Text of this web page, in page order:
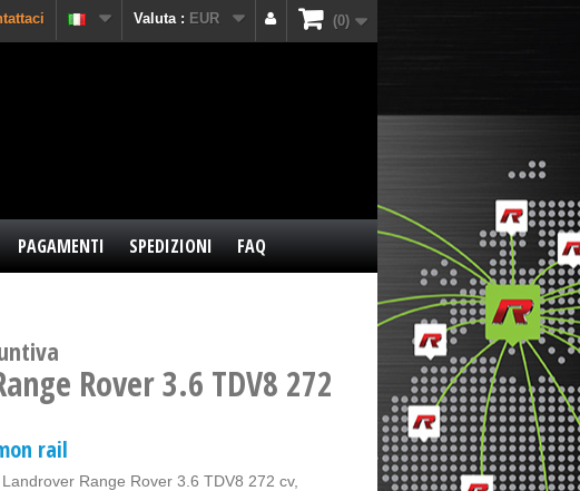
0
Valuta : EUR
PAGAMENTI SPEDIZIONI FAQ
Rover 3.6 TDV8 272
rail
Range Rover 3.6 TDV8 272 cv,